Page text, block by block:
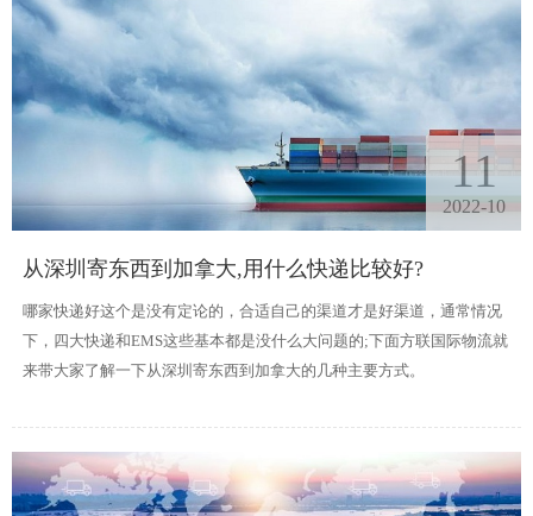
11
2022-10
从深圳寄东西到加拿大,用什么快递比较好?
哪家快递好这个是没有定论的，合适自己的渠道才是好渠道，通常情况
下，四大快递和EMS这些基本都是没什么大问题的;下面方联国际物流就
来带大家了解一下从深圳寄东西到加拿大的几种主要方式。